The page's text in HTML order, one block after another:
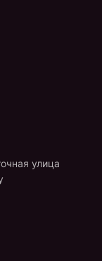
улица